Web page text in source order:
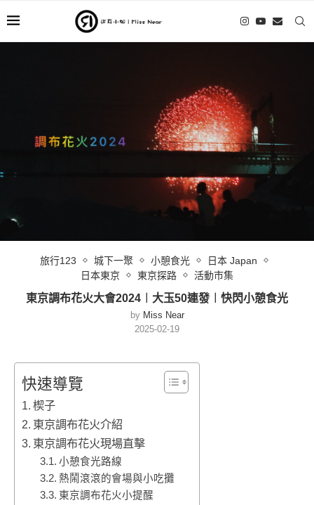
旅行123 城下一聚 小憩食光
日本 Japan
日本東京
東京探路 活動市集
東京調布花火大會2024︱大玉50連發︱快閃小憩食光
by Miss Near
2025-02-19
快速導覽
楔子
東京調布花火介紹
東京調布花火現場直擊
小憩食光路線
熱鬧滾滾的會場與小吃攤
東京調布花火小提醒